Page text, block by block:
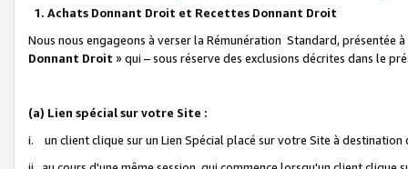
1. Achats Donnant Droit et Recettes Donnant Droit
Nous nous engageons à verser la Rémunération Standard, présentée
Donnant Droit » qui – sous réserve des exclusions décrites dans le
(a) Lien spécial sur votre Site :
i. un client clique sur un Lien Spécial placé sur votre Site à destination